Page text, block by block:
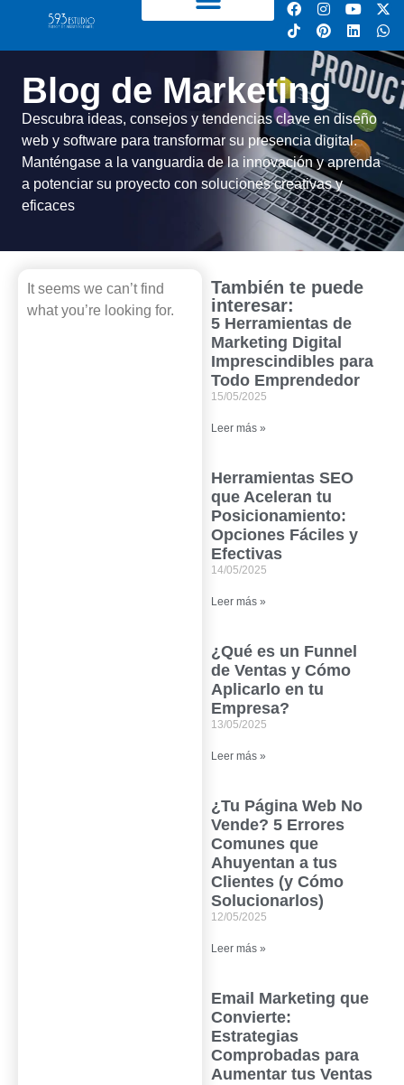
Blog de Marketing
Descubra ideas, consejos y tendencias clave en diseño
web y software para transformar su presencia digital.
Manténgase a la vanguardia de la innovación y aprenda
a potenciar su proyecto con soluciones creativas y
eficaces
It seems we can’t find
what you’re looking for.
También te puede
interesar:
5 Herramientas de
Marketing Digital
Imprescindibles para
Todo Emprendedor
15/05/2025
Leer más »
Herramientas SEO
que Aceleran tu
Posicionamiento:
Opciones Fáciles y
Efectivas
14/05/2025
Leer más »
¿Qué es un Funnel
de Ventas y Cómo
Aplicarlo en tu
Empresa?
13/05/2025
Leer más »
¿Tu Página Web No
Vende? 5 Errores
Comunes que
Ahuyentan a tus
Clientes (y Cómo
Solucionarlos)
12/05/2025
Leer más »
Email Marketing que
Convierte:
Estrategias
Comprobadas para
Aumentar tus Ventas